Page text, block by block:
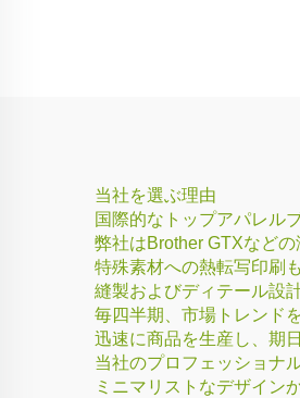
当社を選ぶ理由
国際的なトップアパレル
弊社はBrother GTXなど
特殊素材への熱転写印刷
縫製およびディテール設
毎四半期、市場トレンド
迅速に商品を生産し、期
当社のプロフェッショナ
ミニマリストなデザイン